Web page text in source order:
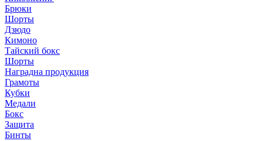
Брюки
Шорты
Дзюдо
Кимоно
Тайский бокс
Шорты
Наградна продукция
Грамоты
Кубки
Медали
Бокс
Защита
Бинты